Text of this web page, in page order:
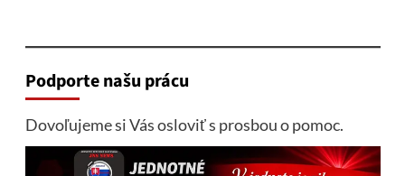
Podporte našu prácu
Dovoľujeme si Vás osloviť s prosbou o pomoc.